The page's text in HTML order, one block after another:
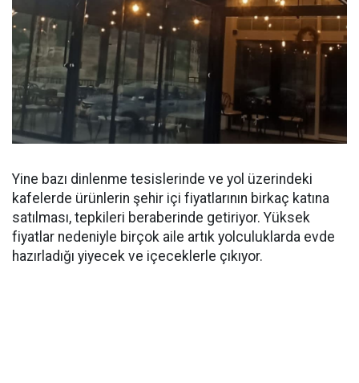
Yine bazı dinlenme tesislerinde ve yol üzerindeki
kafelerde ürünlerin şehir içi fiyatlarının birkaç katına
satılması, tepkileri beraberinde getiriyor. Yüksek
fiyatlar nedeniyle birçok aile artık yolculuklarda evde
hazırladığı yiyecek ve içeceklerle çıkıyor.